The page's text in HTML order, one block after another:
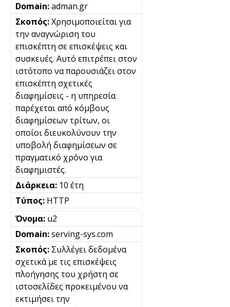
adman.gr
Χρησιμοποιείται για
την αναγνώριση του
επισκέπτη σε επισκέψεις και
συσκευές. Αυτό επιτρέπει στον
ιστότοπο να παρουσιάζει στον
επισκέπτη σχετικές
διαφημίσεις - η υπηρεσία
παρέχεται από κόμβους
διαφημίσεων τρίτων, οι
οποίοι διευκολύνουν την
υποβολή διαφημίσεων σε
πραγματικό χρόνο για
διαφημιστές.
10 έτη
HTTP
u2
serving-sys.com
Συλλέγει δεδομένα
σχετικά με τις επισκέψεις
πλοήγησης του χρήστη σε
ιστοσελίδες προκειμένου να
εκτιμήσει την